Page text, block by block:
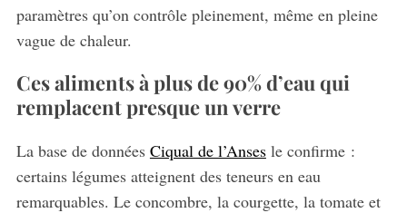
paramètres qu’on contrôle pleinement, même en pleine
vague de chaleur.
Ces aliments à plus de 90% d’eau qui
remplacent presque un verre
La base de données Ciqual de l’Ansesle confirme :
certains légumes atteignent des teneurs en eau
remarquables. Le concombre, la courgette, la tomate et